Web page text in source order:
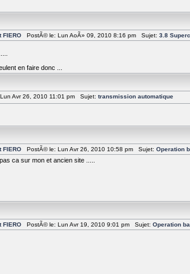
FIEROPostÃ© le: Lun AoÃ» 09, 2010 8:16 pm Sujet: 3.8
en faire donc ...
Avr 26, 2010 11:01 pm Sujet: transmission automatique
FIEROPostÃ© le: Lun Avr 26, 2010 10:58 pm Sujet: Operation
ca sur mon et ancien site .....
FIEROPostÃ© le: Lun Avr 19, 2010 9:01 pm Sujet: Operation